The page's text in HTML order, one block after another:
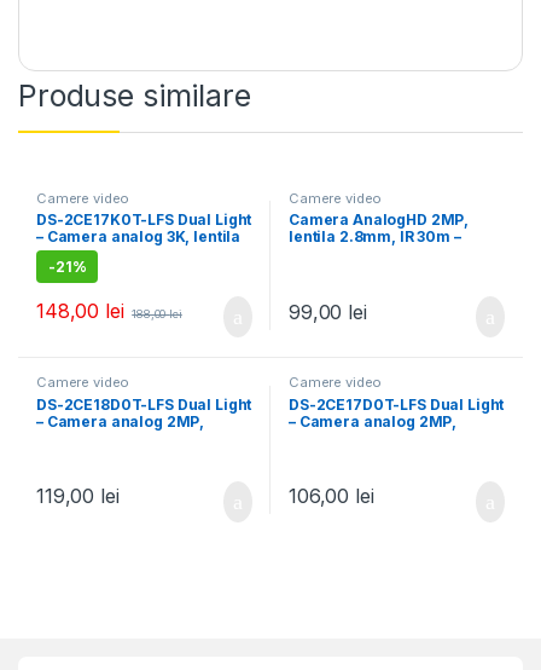
Produse similare
Camere video
DS-2CE17K0T-LFS Dual Light
– Camera analog 3K, lentila
2.8mm, IR 40m, WL 40m,
TVI/AHD/CVI/CVBS,
Microfon – HIKVISION
-21%
148,00 lei 188,00lei
Camere video
Camera AnalogHD 2MP,
lentila 2.8mm, IR 30m –
99,00 lei
Camere video
DS-2CE18D0T-LFS Dual Light
– Camera analog 2MP,
119,00 lei
Camere video
DS-2CE17D0T-LFS Dual Light
– Camera analog 2MP,
106,00 lei